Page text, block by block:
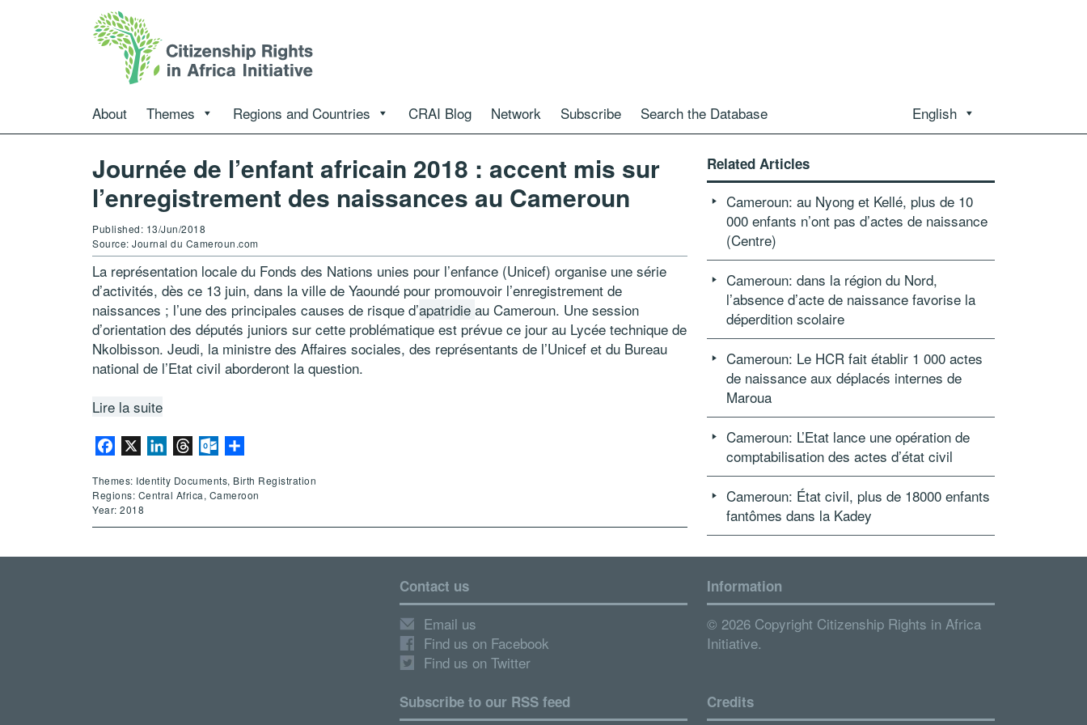
About Themes Regions and Countries CRAI Blog Network Subscribe Search the Database English
Journée de l’enfant africain 2018 : accent mis sur
l’enregistrement des naissances au Cameroun
Published: 13/Jun/2018
Source: Journal du Cameroun.com
La représentation locale du Fonds des Nations unies pour l’enfance (Unicef) organise une série
d’activités, dès ce 13 juin, dans la ville de Yaoundé pour promouvoir l’enregistrement de
naissances ; l’une des principales causes de risque d’apatridie au Cameroun. Une session
d’orientation des députés juniors sur cette problématique est prévue ce jour au Lycée technique de
Nkolbisson. Jeudi, la ministre des Affaires sociales, des représentants de l’Unicef et du Bureau
national de l’Etat civil aborderont la question.
Lire la suite
Facebook LinkedInThreadsOutlook.com
Themes: Identity Documents, Birth Registration
Regions: Central Africa, Cameroon
Year: 2018
Related Articles
Cameroun: au Nyong et Kellé, plus de 10
000 enfants n’ont pas d’actes de naissance
(Centre)
Cameroun: dans la région du Nord,
l’absence d’acte de naissance favorise la
déperdition scolaire
Cameroun: Le HCR fait établir 1 000 actes
de naissance aux déplacés internes de
Maroua
Cameroun: L’Etat lance une opération de
comptabilisation des actes d’état civil
Cameroun: État civil, plus de 18000 enfants
fantômes dans la Kadey
Contact us
Email us
Find us on Facebook
Find us on Twitter
Subscribe to our RSS feed
Information
© 2026 Copyright Citizenship Rights in Africa
Initiative.
Credits